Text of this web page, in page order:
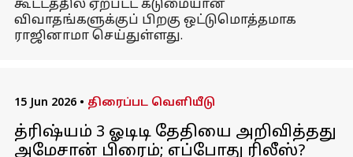
கூட்டத்தில் ஏற்பட்ட கடுமையான
விவாதங்களுக்குப் பிறகு ஒட்டுமொத்தமாக
ராஜினாமா செய்துள்ளது.
15 Jun 2026 • திரைப்பட வெளியீடு
த்ரிஷ்யம் 3 ஓடிடி தேதியை அறிவித்தது
அமேசான் பிரைம்; எப்போது ரிலீஸ்?